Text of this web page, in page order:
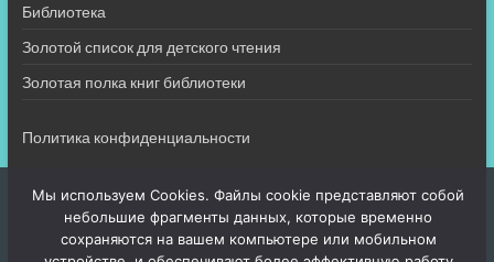
Библиотека
Золотой список для детского чтения
Золотая полка книг библиотеки
Политика конфиденциальности
Мы используем Cookies. Файлы cookie представляют собой
небольшие фрагменты данных, которые временно
сохраняются на вашем компьютере или мобильном